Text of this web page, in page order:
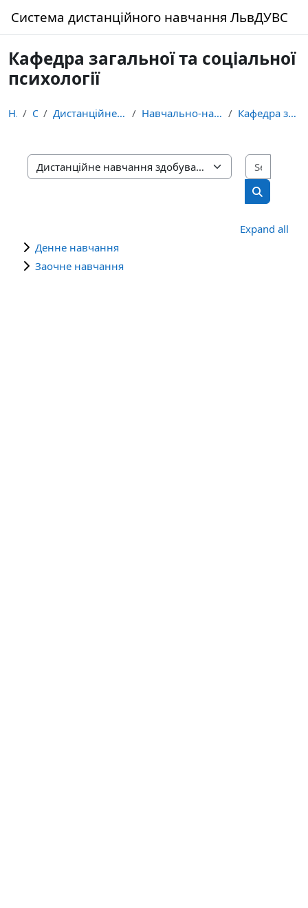
Система дистанційного навчання ЛьвДУВС
Кафедра загальної та соціальної
психології
Home Courses Дистанційне навчання здобувачів освіти ЛьвДУВС Навчально-науковий інститут управління, психології... Кафедра загальної та соціальної психології
Course categories
Search
Expand all
Денне навчання
Заочне навчання